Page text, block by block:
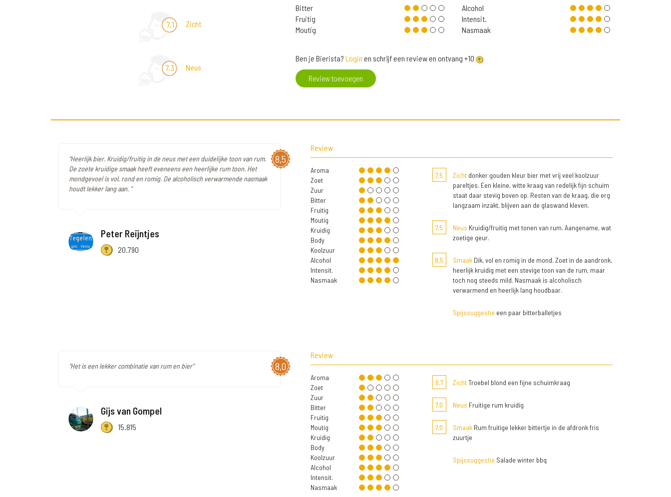
7,1 Zicht
7,3 Neus
Bitter
Fruitig
Moutig
Alcohol
Intensit.
Nasmaak
Ben je Bierista? Login en schrijf een review en ontvang +10
Review toevoegen
8,5
"Heerlijk bier. Kruidig/fruitig in de neus met een duidelijke toon van rum.
De zoete kruidige smaak heeft eveneens een heerlijke rum toon. Het
mondgevoel is vol, rond en romig. De alcoholisch verwarmende nasmaak
houdt lekker lang aan. "
Peter Reijntjes
20.790
Review
Aroma
Zoet
Zuur
Bitter
Fruitig
Moutig
Kruidig
Body
Koolzuur
Alcohol
Intensit.
Nasmaak
7,5 Zichtdonker gouden kleur bier met vrij veel koolzuur
pareltjes. Een kleine, witte kraag van redelijk fijn schuim
staat daar stevig boven op. Resten van de kraag, die erg
langzaam inzakt, blijven aan de glaswand kleven.
7,5 Neus Kruidig/fruitig met tonen van rum. Aangename, wat
zoetige geur.
8,5 SmaakDik, vol en romig in de mond. Zoet in de aandronk,
heerlijk kruidig met een stevige toon van de rum, maar
toch nog steeds mild. Nasmaak is alcoholisch
verwarmend en heerlijk lang houdbaar.
Spijssuggestie een paar bitterballetjes
8,0
"Het is een lekker combinatie van rum en bier"
Gijs van Gompel
15.815
Review
Aroma
Zoet
Zuur
Bitter
Fruitig
Moutig
Kruidig
Body
Koolzuur
Alcohol
Intensit.
Nasmaak
6,7 ZichtTroebel blond een fijne schuimkraag
7,0 Neus Fruitige rum kruidig
7,0 SmaakRum fruitige lekker bittertje in de afdronk fris
zuurtje
Spijssuggestie Salade winter bbq